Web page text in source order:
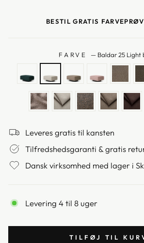
BESTIL GRATIS
FARVE — Baldar 25 Light
Leveres gratis til kansten
Tilfredshedsgaranti & gratis
Dansk virksomhed med lager i
Levering 4 til 8 uger
TILFØJ TIL